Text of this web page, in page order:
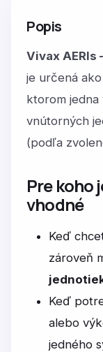
Popis
Vivax
je určená
ktorom jedna
vnútorných
(podľa
Pre koho
vhodné
Keď
zároveň
Keď
alebo
jedného